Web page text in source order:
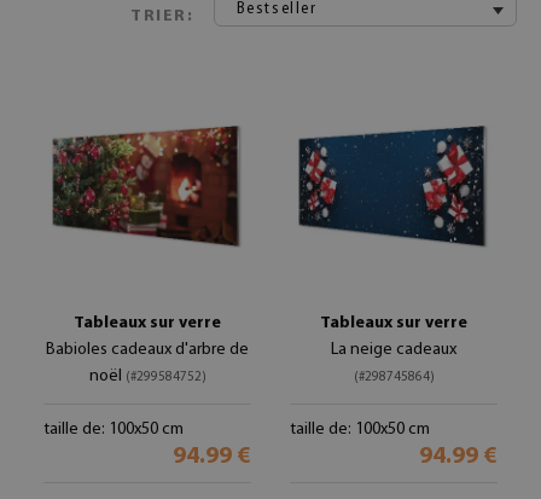
TRIER: Bestseller
Tableaux sur verre
Babioles cadeaux d'arbre de
noël (#299584752)
taille de: 100x50 cm
94.99 €
Tableaux sur verre
La neige cadeaux
(#298745864)
taille de: 100x50 cm
94.99 €